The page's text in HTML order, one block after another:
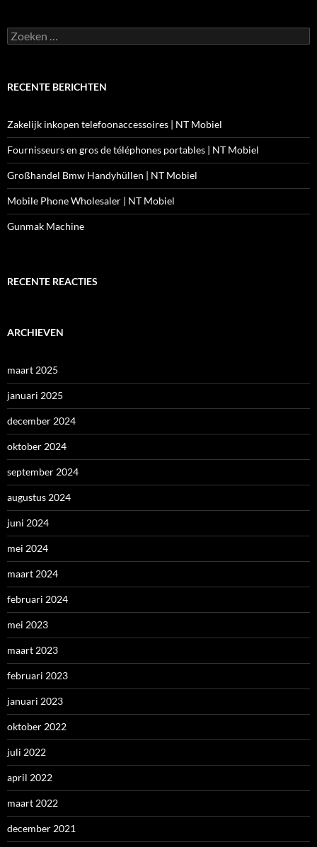
Zoeken
naar:
RECENTE BERICHTEN
Zakelijk inkopen telefoonaccessoires | NT Mobiel
Fournisseurs en gros de téléphones portables | NT Mobiel
Großhandel Bmw Handyhüllen | NT Mobiel
Mobile Phone Wholesaler | NT Mobiel
Gunmak Machine
RECENTE REACTIES
ARCHIEVEN
maart 2025
januari 2025
december 2024
oktober 2024
september 2024
augustus 2024
juni 2024
mei 2024
maart 2024
februari 2024
mei 2023
maart 2023
februari 2023
januari 2023
oktober 2022
juli 2022
april 2022
maart 2022
december 2021